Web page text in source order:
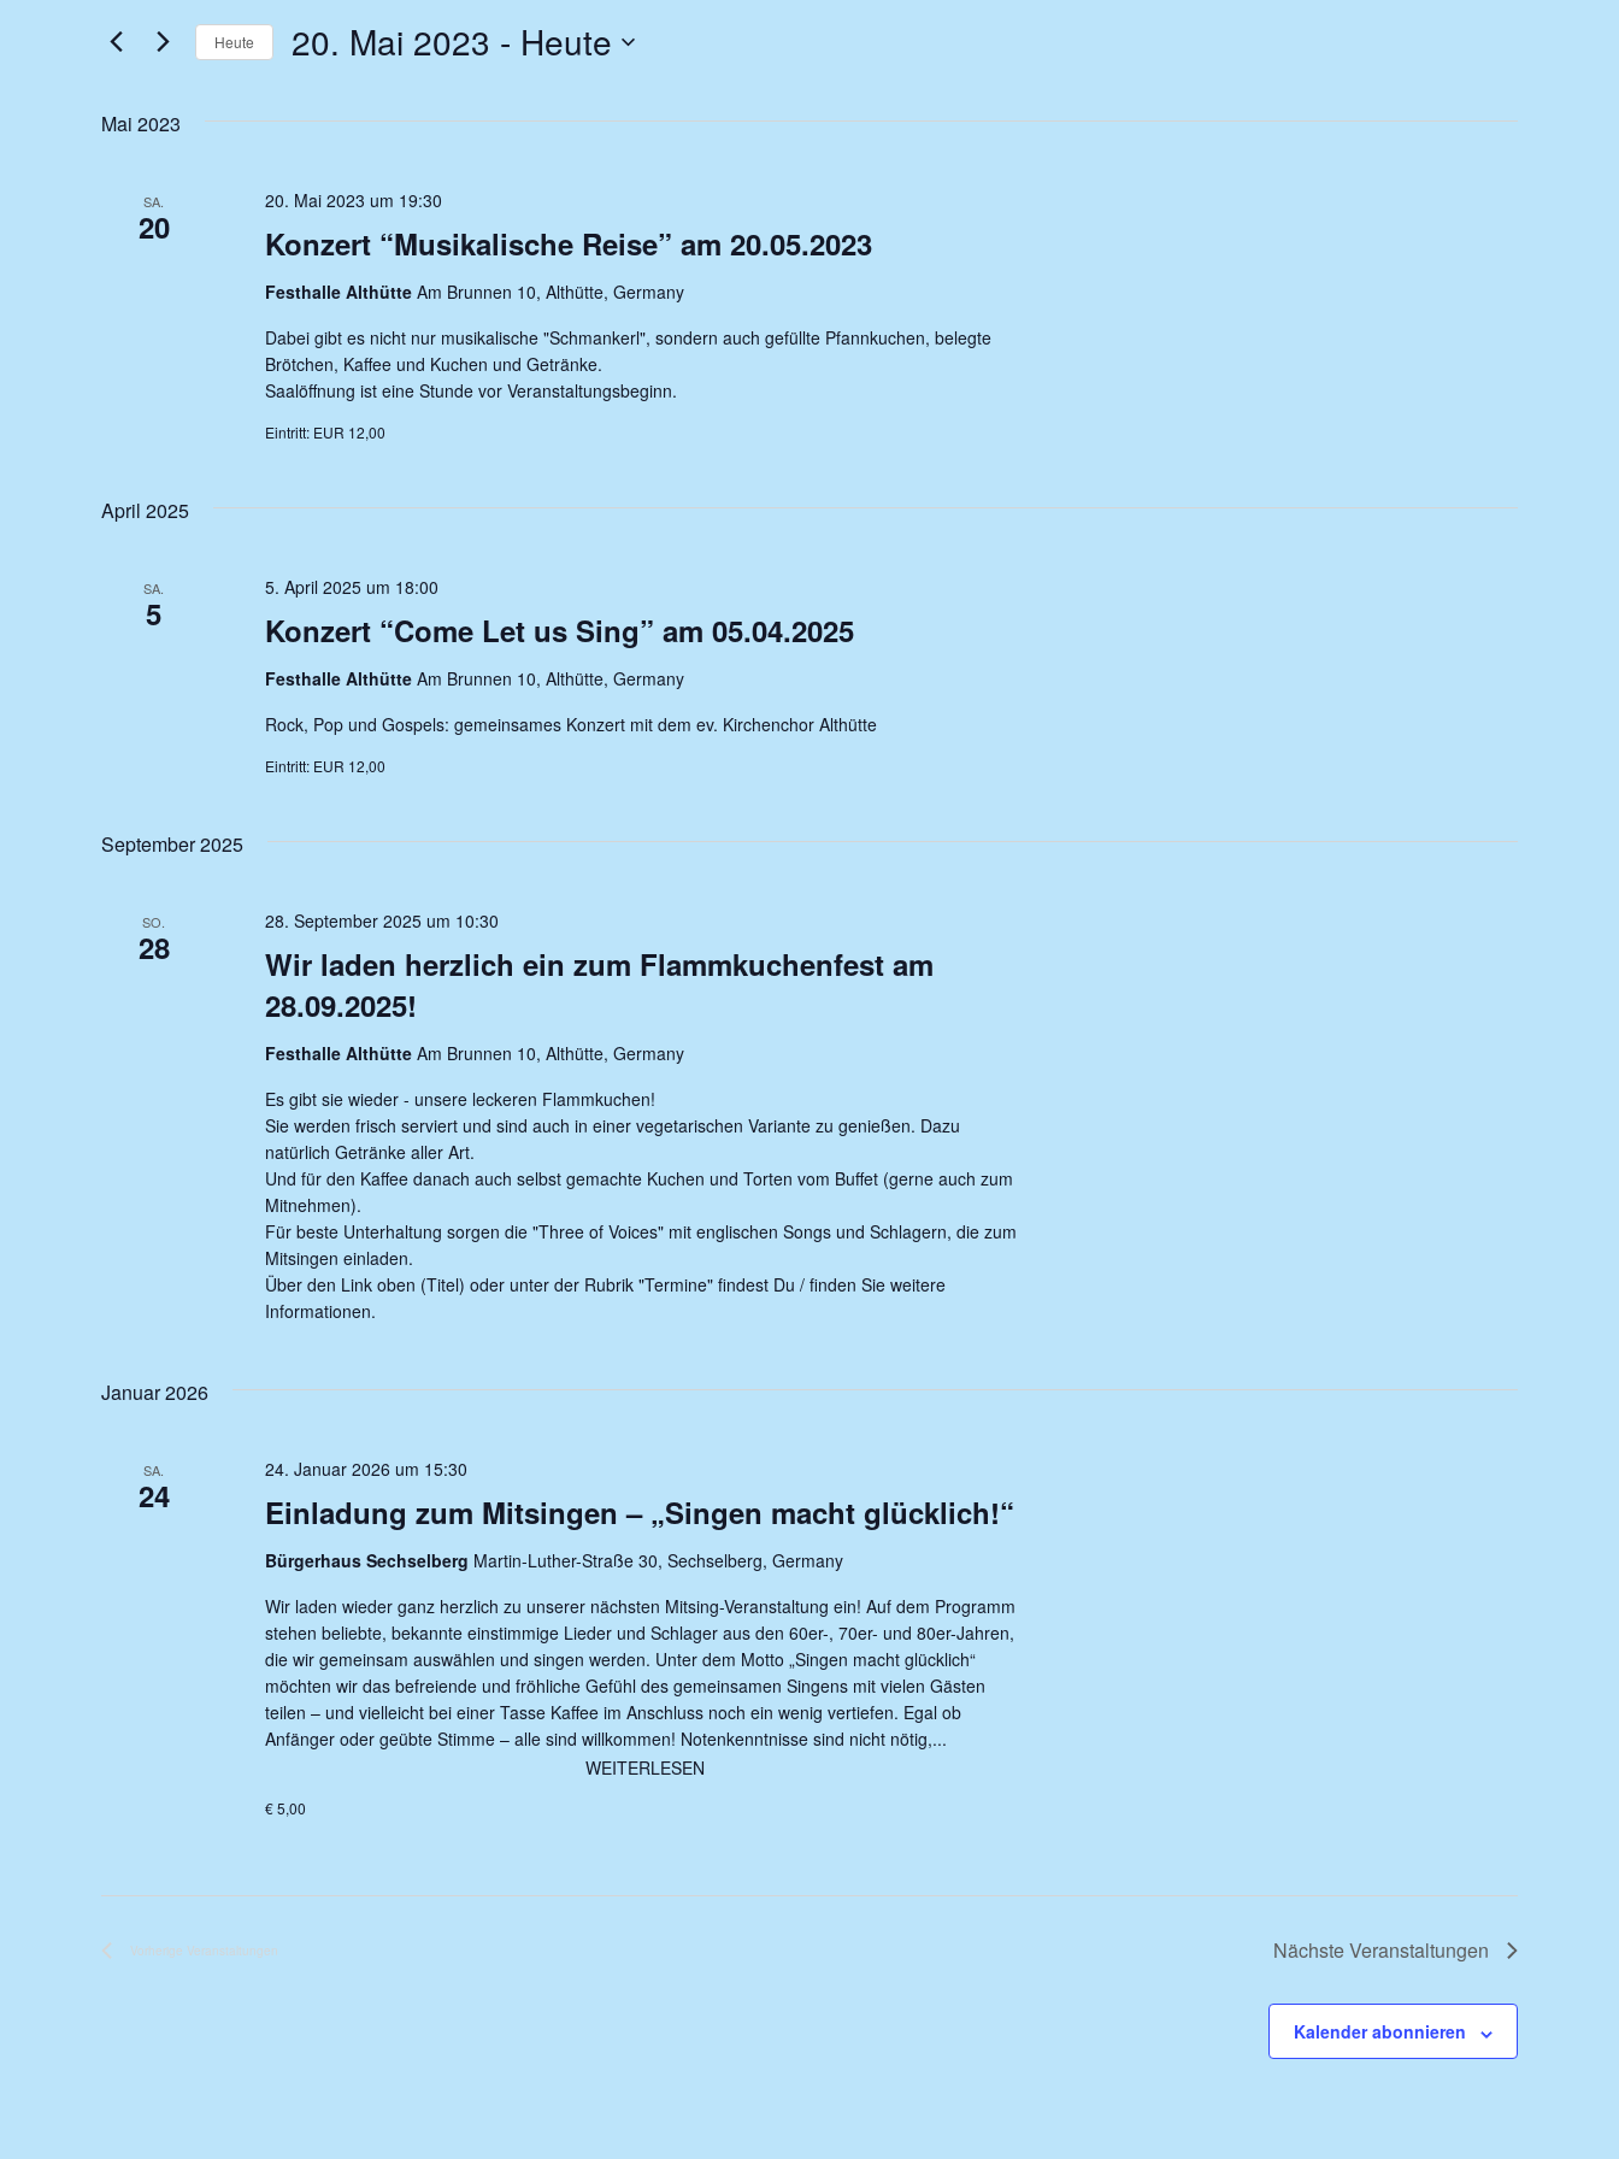
Ansichten,
Suche
Veranstaltungen
Heute 20. Mai 2023 - Heute
wählen.
Mai 2023
SA.
20 Konzert “Musikalische Reise” am 20.05.2023
20. Mai 2023 um 19:30
Festhalle Althütte Am Brunnen 10, Althütte, Germany
Dabei gibt es nicht nur musikalische "Schmankerl", sondern auch gefüllte Pfannkuchen, belegte
Brötchen, Kaffee und Kuchen und Getränke.
Saalöffnung ist eine Stunde vor Veranstaltungsbeginn.
Eintritt: EUR 12,00
April 2025
SA.
5 Konzert “Come Let us Sing” am 05.04.2025
5. April 2025 um 18:00
Festhalle Althütte Am Brunnen 10, Althütte, Germany
Rock, Pop und Gospels: gemeinsames Konzert mit dem ev. Kirchenchor Althütte
Eintritt: EUR 12,00
September 2025
SO.
28
Wir laden herzlich ein zum Flammkuchenfest am
28.09.2025!
28. September 2025 um 10:30
Festhalle Althütte Am Brunnen 10, Althütte, Germany
Es gibt sie wieder - unsere leckeren Flammkuchen!
Sie werden frisch serviert und sind auch in einer vegetarischen Variante zu genießen. Dazu
natürlich Getränke aller Art.
Und für den Kaffee danach auch selbst gemachte Kuchen und Torten vom Buffet (gerne auch zum
Mitnehmen).
Für beste Unterhaltung sorgen die "Three of Voices" mit englischen Songs und Schlagern, die zum
Mitsingen einladen.
Über den Link oben (Titel) oder unter der Rubrik "Termine" findest Du / finden Sie weitere
Informationen.
Januar 2026
SA.
24 Einladung zum Mitsingen – „Singen macht glücklich!“
24. Januar 2026 um 15:30
Bürgerhaus Sechselberg Martin-Luther-Straße 30, Sechselberg, Germany
Wir laden wieder ganz herzlich zu unserer nächsten Mitsing-Veranstaltung ein! Auf dem Programm
stehen beliebte, bekannte einstimmige Lieder und Schlager aus den 60er-, 70er- und 80er-Jahren,
die wir gemeinsam auswählen und singen werden. Unter dem Motto „Singen macht glücklich“
möchten wir das befreiende und fröhliche Gefühl des gemeinsamen Singens mit vielen Gästen
teilen – und vielleicht bei einer Tasse Kaffee im Anschluss noch ein wenig vertiefen. Egal ob
Anfänger oder geübte Stimme – alle sind willkommen! Notenkenntnisse sind nicht nötig,...
WEITERLESEN
€ 5,00
Vorherige Veranstaltungen NächsteVeranstaltungen
Kalender abonnieren